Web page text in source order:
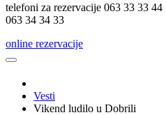
telefoni za rezervacije 063 33 33 44
063 34 34 33
online rezervacije
Vesti
Vikend ludilo u Dobrili